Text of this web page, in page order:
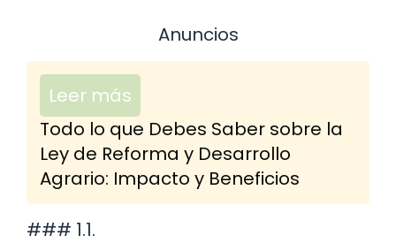
Anuncios
Leer más
Todo lo que Debes Saber sobre la
Ley de Reforma y Desarrollo
Agrario: Impacto y Beneficios
### 1.1.